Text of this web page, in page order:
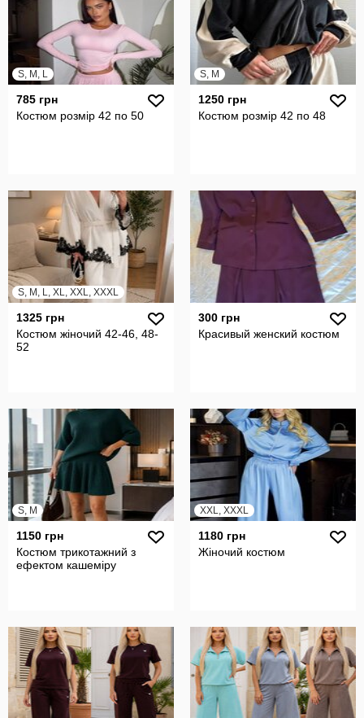
S, M, L
785 грн
Костюм розмір 42 по 50
S, M
1250 грн
Костюм розмір 42 по 48
S, M, L, XL, XXL, XXXL
1325 грн
Костюм жіночий 42-46, 48-
52
300 грн
Красивый женский костюм
S, M
1150 грн
Костюм трикотажний з
ефектом кашеміру
XXL, XXXL
1180 грн
Жіночий костюм